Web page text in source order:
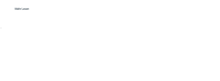
Mehr Lesen